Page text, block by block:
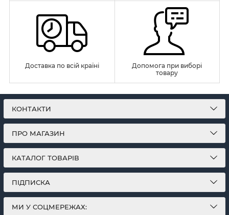
Доставка по всій країні
Допомога при виборі
товару
КОНТАКТИ
ПРО МАГАЗИН
КАТАЛОГ ТОВАРІВ
ПІДПИСКА
МИ У СОЦМЕРЕЖАХ: